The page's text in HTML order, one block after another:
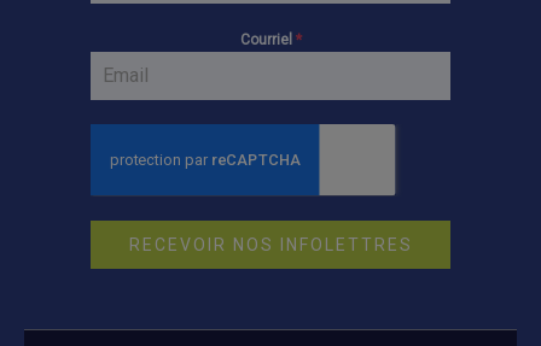
Courriel *
RECEVOIR NOS INFOLETTRES